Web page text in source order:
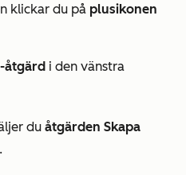
klickar du på plusikonen
åtgärd i den vänstra
du åtgärden Skapa
.